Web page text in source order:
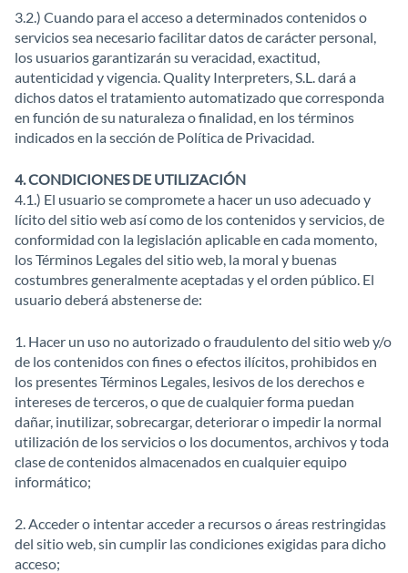
3.2.) Cuando para el acceso a determinados contenidos o
servicios sea necesario facilitar datos de carácter personal,
los usuarios garantizarán su veracidad, exactitud,
autenticidad y vigencia. Quality Interpreters, S.L. dará a
dichos datos el tratamiento automatizado que corresponda
en función de su naturaleza o finalidad, en los términos
indicados en la sección de Política de Privacidad.
4. CONDICIONES DE UTILIZACIÓN
4.1.) El usuario se compromete a hacer un uso adecuado y
lícito del sitio web así como de los contenidos y servicios, de
conformidad con la legislación aplicable en cada momento,
los Términos Legales del sitio web, la moral y buenas
costumbres generalmente aceptadas y el orden público. El
usuario deberá abstenerse de:
1. Hacer un uso no autorizado o fraudulento del sitio web y/o
de los contenidos con fines o efectos ilícitos, prohibidos en
los presentes Términos Legales, lesivos de los derechos e
intereses de terceros, o que de cualquier forma puedan
dañar, inutilizar, sobrecargar, deteriorar o impedir la normal
utilización de los servicios o los documentos, archivos y toda
clase de contenidos almacenados en cualquier equipo
informático;
2. Acceder o intentar acceder a recursos o áreas restringidas
del sitio web, sin cumplir las condiciones exigidas para dicho
acceso;